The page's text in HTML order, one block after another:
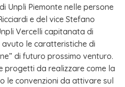
Unpli Piemonte nelle persone
e del vice Stefano
Vercelli capitanata di
le caratteristiche di
di futuro prossimo venturo.
progetti da realizzare come la
le convenzioni da attivare sul